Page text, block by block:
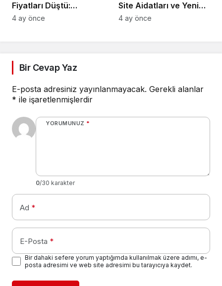
Fiyatları Düştü:
Üreticiler Yüzde 20
4 ay önce
Site Aidatları ve Yeni
Hal Yasası
4 ay önce
Bir Cevap Yaz
E-posta adresiniz yayınlanmayacak. Gerekli alanlar
* ile işaretlenmişlerdir
YORUMUNUZ *
0/30 karakter
Ad *
E-Posta *
Bir dahaki sefere yorum yaptığımda kullanılmak üzere adımı, e-
posta adresimi ve web site adresimi bu tarayıcıya kaydet.